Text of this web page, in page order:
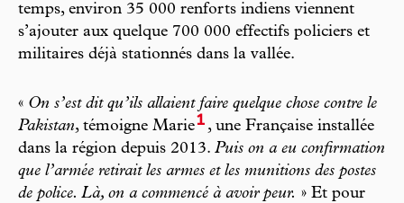
temps, environ 35 000 renforts indiens viennent
s’ajouter aux quelque 700 000 effectifs policiers et
militaires déjà stationnés dans la vallée.
« On s’est dit qu’ils allaient faire quelque chose contre le
Pakistan, témoigne Marie1 , une Française installée
dans la région depuis 2013. Puis on a eu confirmation
que l’armée retirait les armes et les munitions des postes
de police. Là, on a commencé à avoir peur. » Et pour